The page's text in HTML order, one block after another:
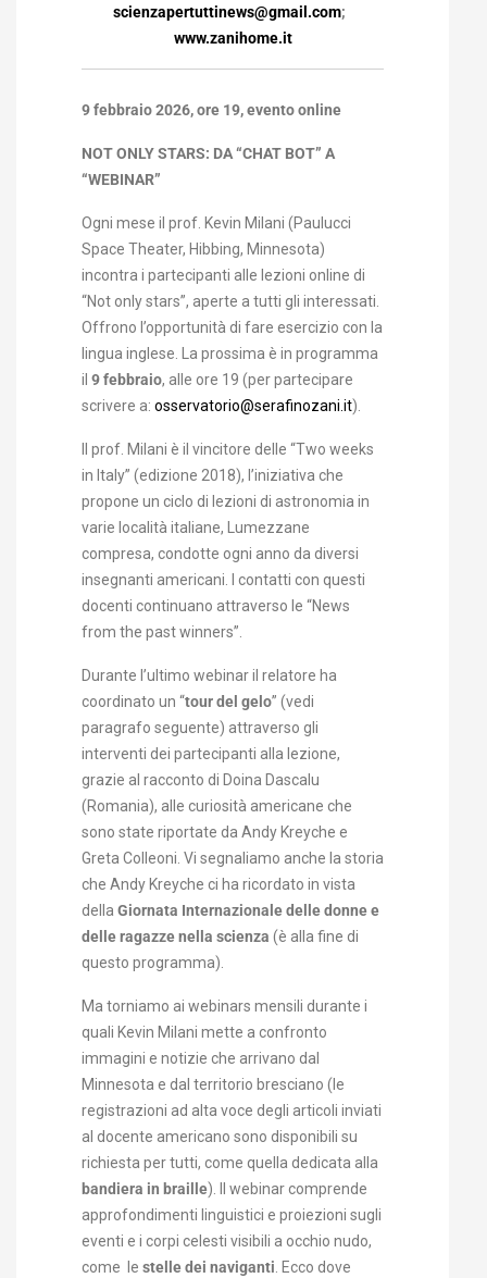
scienzapertuttinews@gmail.com;
www.zanihome.it
9 febbraio 2026, ore 19, evento online
NOT ONLY STARS: DA “CHAT BOT” A
“WEBINAR”
Ogni mese il prof. Kevin Milani (Paulucci
Space Theater, Hibbing, Minnesota)
incontra i partecipanti alle lezioni online di
“Not only stars”, aperte a tutti gli interessati.
Offrono l’opportunità di fare esercizio con la
lingua inglese. La prossima è in programma
il 9 febbraio, alle ore 19 (per partecipare
scrivere a: osservatorio@serafinozani.it).
Il prof. Milani è il vincitore delle “Two weeks
in Italy” (edizione 2018), l’iniziativa che
propone un ciclo di lezioni di astronomia in
varie località italiane, Lumezzane
compresa, condotte ogni anno da diversi
insegnanti americani. I contatti con questi
docenti continuano attraverso le “News
from the past winners”.
Durante l’ultimo webinar il relatore ha
coordinato un “tour del gelo” (vedi
paragrafo seguente) attraverso gli
interventi dei partecipanti alla lezione,
grazie al racconto di Doina Dascalu
(Romania), alle curiosità americane che
sono state riportate da Andy Kreyche e
Greta Colleoni. Vi segnaliamo anche la storia
che Andy Kreyche ci ha ricordato in vista
della Giornata Internazionale delle donne e
delle ragazze nella scienza (è alla fine di
questo programma).
Ma torniamo ai webinars mensili durante i
quali Kevin Milani mette a confronto
immagini e notizie che arrivano dal
Minnesota e dal territorio bresciano (le
registrazioni ad alta voce degli articoli inviati
al docente americano sono disponibili su
richiesta per tutti, come quella dedicata alla
bandiera in braille). Il webinar comprende
approfondimenti linguistici e proiezioni sugli
eventi e i corpi celesti visibili a occhio nudo,
come le stelle dei naviganti . Ecco dove